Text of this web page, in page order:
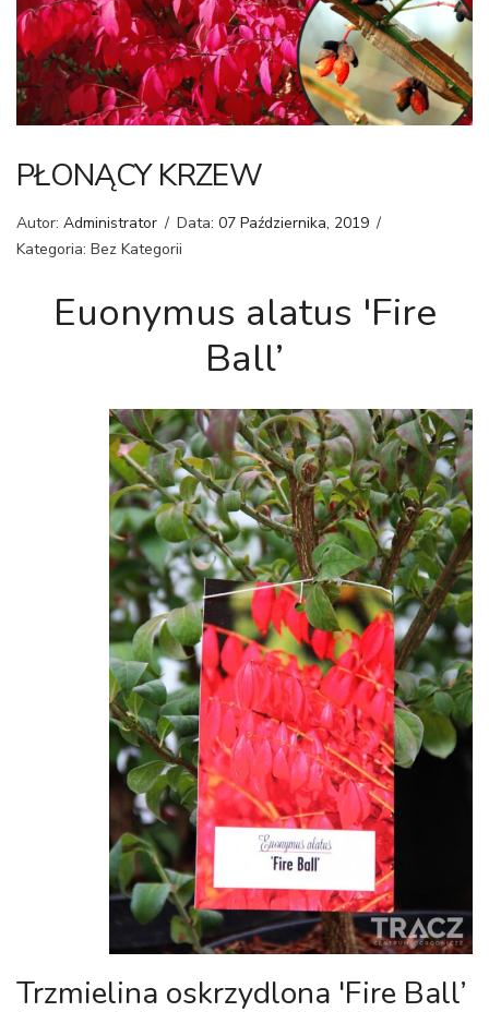
PŁONĄCY KRZEW
Autor: Administrator / Data: 07 Października, 2019 /
Kategoria: Bez Kategorii
Euonymus alatus 'Fire
Ball’
Trzmielina oskrzydlona 'Fire Ball’